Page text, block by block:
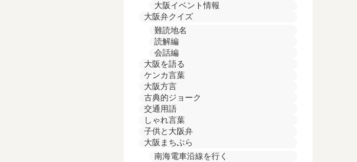
大阪イベント情報
大阪弁クイズ
難読地名
読解編
会話編
大阪を語る
ケンカ言葉
大阪方言
古典的ジョーク
交通用語
しゃれ言葉
子供と大阪弁
大阪まちぶら
南海電車沿線を行く